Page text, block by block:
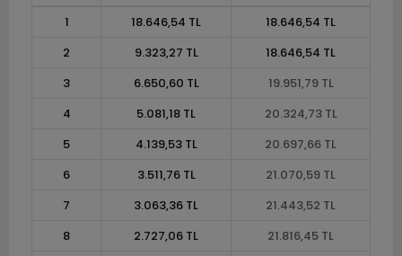
1
18.646,54 TL
18.646,54 TL
2
9.323,27 TL
18.646,54 TL
3
6.650,60 TL
19.951,79 TL
4
5.081,18 TL
20.324,73 TL
5
4.139,53 TL
20.697,66 TL
6
3.511,76 TL
21.070,59 TL
7
3.063,36 TL
21.443,52 TL
8
2.727,06 TL
21.816,45 TL